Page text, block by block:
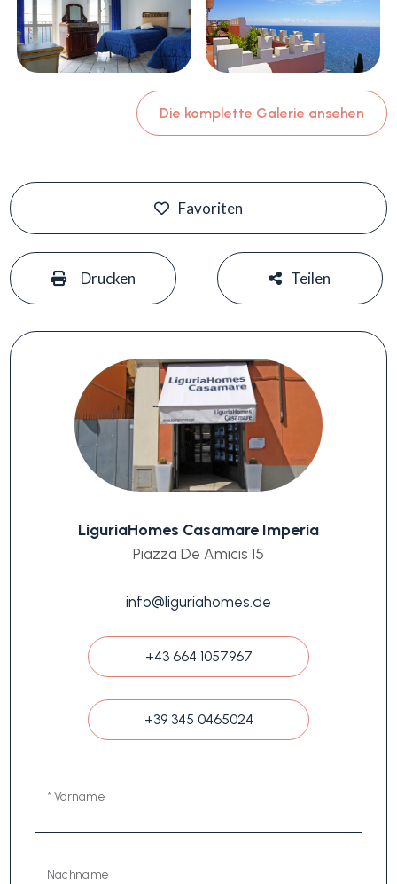
Die komplette Galerie ansehen
Favoriten
Drucken Teilen
LiguriaHomes Casamare Imperia
Piazza De Amicis 15
info@liguriahomes.de
+43 664 1057967
+39 345 0465024
* Vorname
Nachname